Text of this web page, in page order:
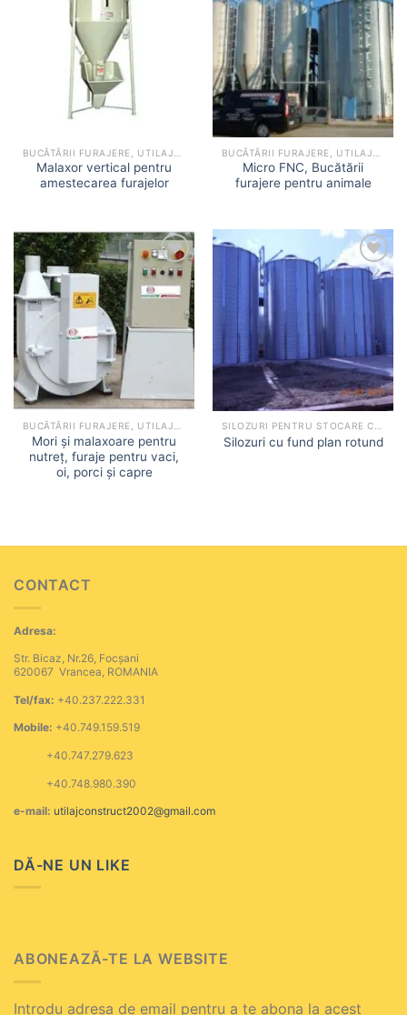
Malaxor vertical pentru
amestecarea furajelor
Add to
wishlist
Micro FNC, Bucătării
furajere pentru animale
wishlist
Mori și malaxoare pentru
nutreț, furaje pentru vaci,
oi, porci și capre
Silozuri cu fund plan rotund
CONTACT
Adresa:
Str. Bicaz, Nr.26, Focșani
620067 Vrancea, ROMANIA
Tel/fax: +40.237.222.331
Mobile: +40.749.159.519
+40.747.279.623
+40.748.980.390
e-mail: utilajconstruct2002@gmail.com
DĂ-NE UN LIKE
ABONEAZĂ-TE LA WEBSITE
Introdu adresa de email pentru a te abona la acest